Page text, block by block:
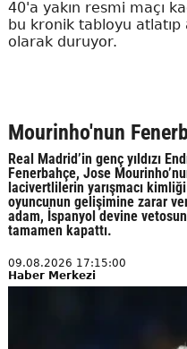
40'a yakın resmi maçı
bu kronik tabloyu
olarak duruyor.
Mourinho'nun
Real Madrid’in genç yıldızı
Fenerbahçe, Jose
lacivertlilerin yarışmacı
oyuncunun gelişimine zarar
adam, İspanyol devine
tamamen kapattı.
09.08.2026 17:15:00
Haber Merkezi